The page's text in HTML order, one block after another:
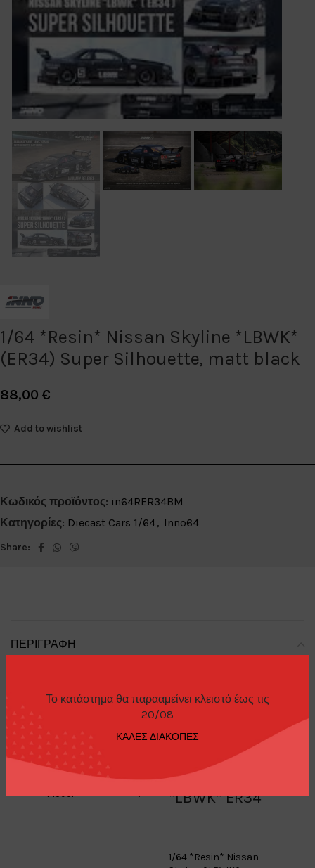
Το κατάστημα θα παρααμείνει κλειστό έως τις
20/08
ΚΑΛΕΣ ΔΙΑΚΟΠΕΣ
1/64 *Resin* Nissan Skyline *LBWK*
(ER34) Super Silhouette, matt black
88,00 €
Add to wishlist
Κωδικός προϊόντος: in64RER34BM
Κατηγορίες: Diecast Cars 1/64, Inno64
Share:
ΠΕΡΙΓΡΑΦΉ
Nissan
Model :
Skyline
*LBWK* ER34
1/64 *Resin* Nissan